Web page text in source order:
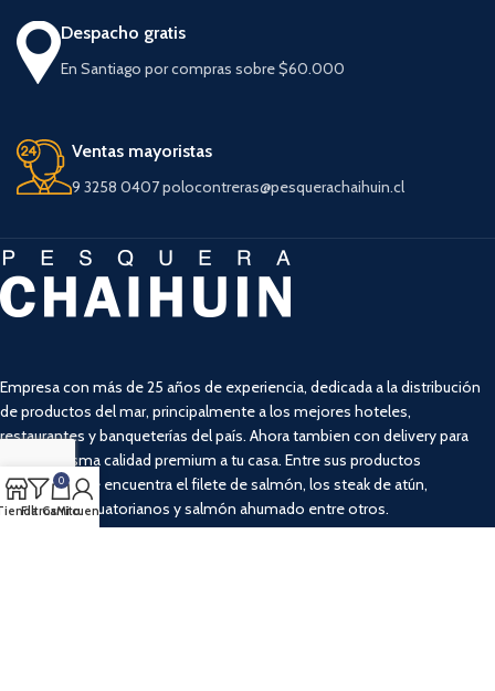
Despacho gratis
En Santiago por compras sobre $60.000
Ventas mayoristas
9 3258 0407 polocontreras@pesquerachaihuin.cl
Empresa con más de 25 años de experiencia, dedicada a la distribución
de productos del mar, principalmente a los mejores hoteles,
restaurantes y banqueterías del país. Ahora tambien con delivery para
llevar la misma calidad premium a tu casa. Entre sus productos
destacados se encuentra el filete de salmón, los steak de atún,
camarones ecuatorianos y salmón ahumado entre otros.
Filtros
0
Carrito
Mi cuenta